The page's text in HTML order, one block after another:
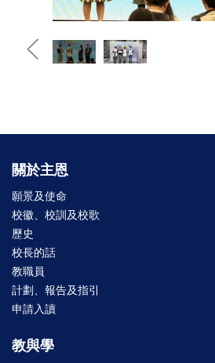
關於主恩
願景及使命
校徽、校訓及校歌
歷史
校長的話
教職員
計劃、報告及指引
申請入讀
教與學